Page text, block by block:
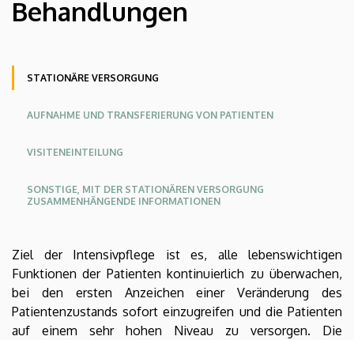
stationäre
KLINIKZENTRUM
Behandlungen
Oldalmenü
Oldalmenu
Angol
Oldalmenü
Német
STATIONÄRE VERSORGUNG
AUFNAHME UND TRANSFERIERUNG VON PATIENTEN
VISITENEINTEILUNG
SONSTIGE, MIT DER STATIONÄREN VERSORGUNG
ZUSAMMENHÄNGENDE INFORMATIONEN
Ziel der Intensivpflege ist es, alle lebenswichtigen
Funktionen der Patienten kontinuierlich zu überwachen,
bei den ersten Anzeichen einer Veränderung des
Patientenzustands sofort einzugreifen und die Patienten
auf einem sehr hohen Niveau zu versorgen. Die